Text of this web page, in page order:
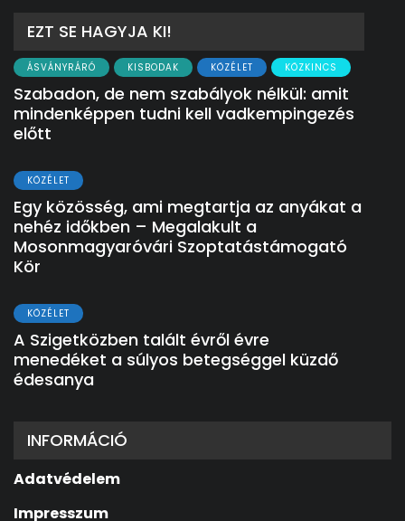
EZT SE HAGYJA KI!
ÁSVÁNYRÁRÓ KISBODAK KÖZÉLET KÖZKINCS
Szabadon, de nem szabályok nélkül: amit
mindenképpen tudni kell vadkempingezés
előtt
KÖZÉLET
Egy közösség, ami megtartja az anyákat a
nehéz időkben – Megalakult a
Mosonmagyaróvári Szoptatástámogató
Kör
KÖZÉLET
A Szigetközben talált évről évre
menedéket a súlyos betegséggel küzdő
édesanya
INFORMÁCIÓ
Adatvédelem
Impresszum